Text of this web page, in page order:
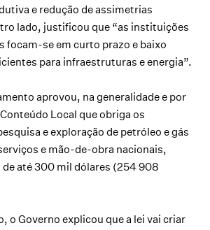
e redução de assimetrias
lado, justificou que “as instituições
focam-se em curto prazo e baixo
para infraestruturas e energia”.
aprovou, na generalidade e por
Local que obriga os
e exploração de petróleo e gás
e mão-de-obra nacionais,
de até 300 mil dólares (254 908
o Governo explicou que a lei vai criar